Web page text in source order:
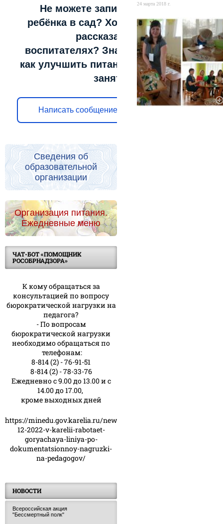
Не можете записать
ребёнка в сад? Хотите
рассказать о
воспитателях? Знаете,
как улучшить питание и
занятия?
Написать сообщение
Сведения об
образовательной
организации
Организация питания.
Ежедневные меню
ЧАТ-БОТ «ПОМОЩНИК
РОСОБРНАДЗОРА»
К кому обращаться за
консультацией по вопросу
бюрократической нагрузки на
педагога?
- По вопросам
бюрократической нагрузки
необходимо обращаться по
телефонам:
8-814 (2) - 76-91-51
8-814 (2) - 78-33-76
Ежедневно с 9.00 до 13.00 и с
14.00 до 17.00,
кроме выходных дней
https://minedu.gov.karelia.ru/news/23-
12-2022-v-karelii-rabotaet-
goryachaya-liniya-po-
dokumentatsionnoy-nagruzki-
na-pedagogov/
НОВОСТИ
Всероссийская акция
"Бессмертный полк"
24 марта 2018 г.